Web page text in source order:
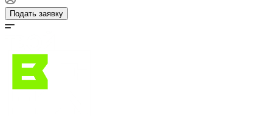
Подать заявку